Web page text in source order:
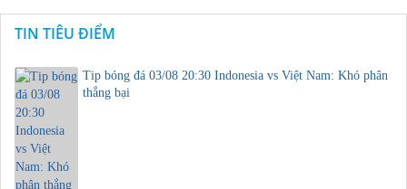
TIN TIÊU ĐIỂM
Tip bóng đá 03/08 20:30 Indonesia vs Việt Nam: Khó phân
thắng bại